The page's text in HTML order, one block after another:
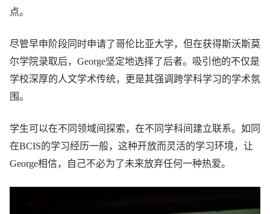
点。
尽管早申阶段同时申请了哥伦比亚大学，但在获得斯沃斯莫
尔学院录取后，George坚定地选择了后者。吸引他的不仅是
学校深厚的人文学术传统，更是其强调跨学科学习的学术氛
围。
学生可以在不同领域间探索，在不同学科间建立联系。如同
在BCIS的学习经历一般，这种开放而灵活的学习环境，让
George相信，自己不必为了未来放弃任何一种热爱。